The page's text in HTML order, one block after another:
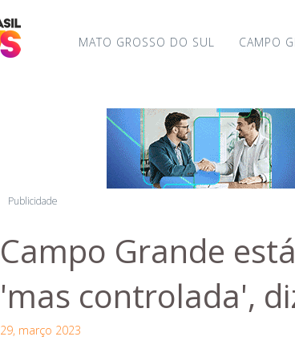
MATO GROSSO DO SUL CAMPO
Publicidade
Campo Grande
'mas controlada',
29, março 2023